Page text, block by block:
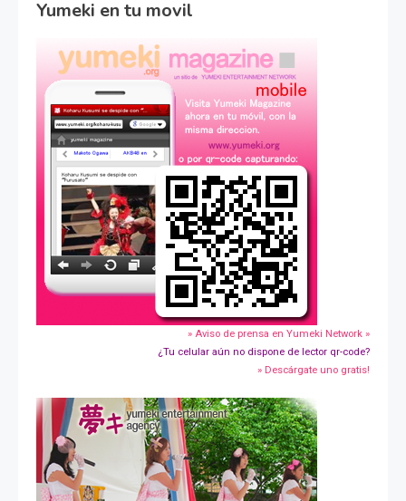
Yumeki en tu movil
» Aviso de prensa en Yumeki Network »
¿Tu celular aún no dispone de lector qr-code?
» Descárgate uno gratis!